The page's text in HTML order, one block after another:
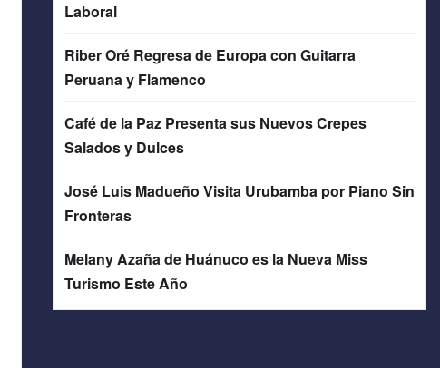
Laboral
Riber Oré Regresa de Europa con Guitarra
Peruana y Flamenco
Café de la Paz Presenta sus Nuevos Crepes
Salados y Dulces
José Luis Madueño Visita Urubamba por Piano Sin
Fronteras
Melany Azaña de Huánuco es la Nueva Miss
Turismo Este Año